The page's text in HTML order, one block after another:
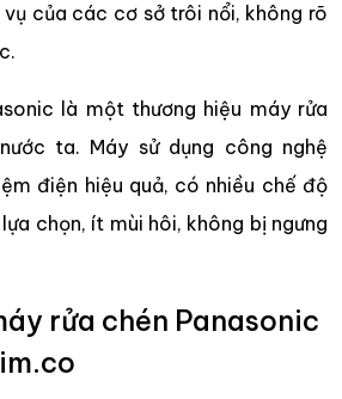
vụ của các cơ sở trôi nổi, không rõ
là một thương hiệu máy rửa
ta. Máy sử dụng công nghệ
điện hiệu quả, có nhiều chế độ
chọn, ít mùi hôi, không bị ngưng
rửa chén Panasonic